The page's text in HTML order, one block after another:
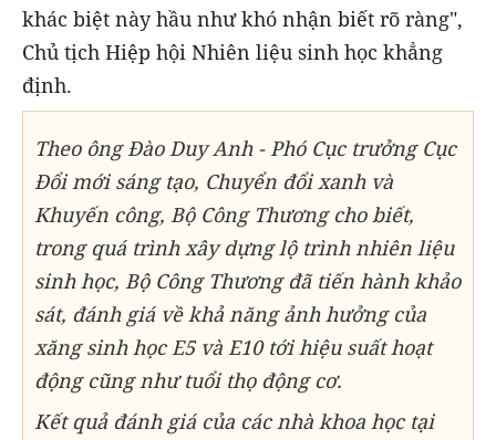
khác biệt này hầu như khó nhận biết rõ ràng",
Chủ tịch Hiệp hội Nhiên liệu sinh học khẳng
định.
Theo ông Đào Duy Anh - Phó Cục trưởng Cục
Đổi mới sáng tạo, Chuyển đổi xanh và
Khuyến công, Bộ Công Thương cho biết,
trong quá trình xây dựng lộ trình nhiên liệu
sinh học, Bộ Công Thương đã tiến hành khảo
sát, đánh giá về khả năng ảnh hưởng của
xăng sinh học E5 và E10 tới hiệu suất hoạt
động cũng như tuổi thọ động cơ.
Kết quả đánh giá của các nhà khoa học tại